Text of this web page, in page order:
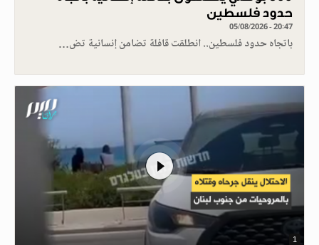
حدود فلسطين
05/08/2026 - 20:47
باتجاه حدود فلسطين.. انطلقت قافلة تضامن إنسانية تض…
1